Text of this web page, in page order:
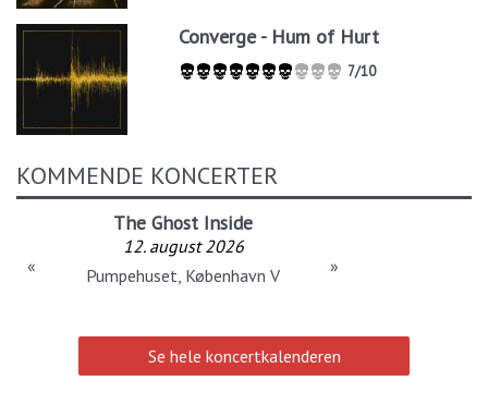
Converge - Hum of Hurt
7/10
KOMMENDE KONCERTER
The Ghost Inside
12. august 2026
Pumpehuset, København V
« »
Se hele koncertkalenderen